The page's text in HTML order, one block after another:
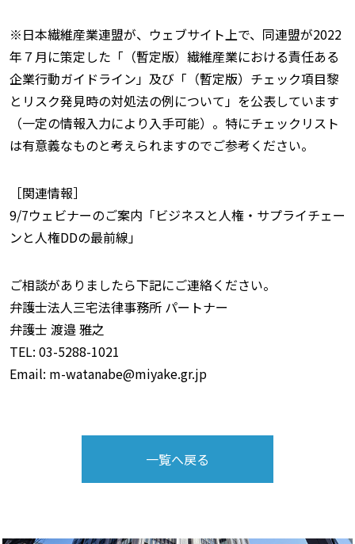
※日本繊維産業連盟が、ウェブサイト上で、同連盟が2022
年７月に策定した「（暫定版）繊維産業における責任ある
企業行動ガイドライン」及び「（暫定版）チェック項目黎
とリスク発見時の対処法の例について」を公表しています
（一定の情報入力により入手可能）。特にチェックリスト
は有意義なものと考えられますのでご参考ください。
［関連情報］
9/7ウェビナーのご案内「ビジネスと人権・サプライチェー
ンと人権DDの最前線」
ご相談がありましたら下記にご連絡ください。
弁護士法人三宅法律事務所 パートナー
弁護士 渡邉 雅之
TEL: 03-5288-1021
Email: m-watanabe@miyake.gr.jp
一覧へ戻る